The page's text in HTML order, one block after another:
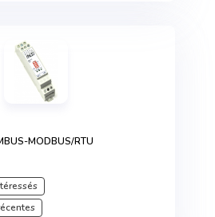
MODBUS/RTU